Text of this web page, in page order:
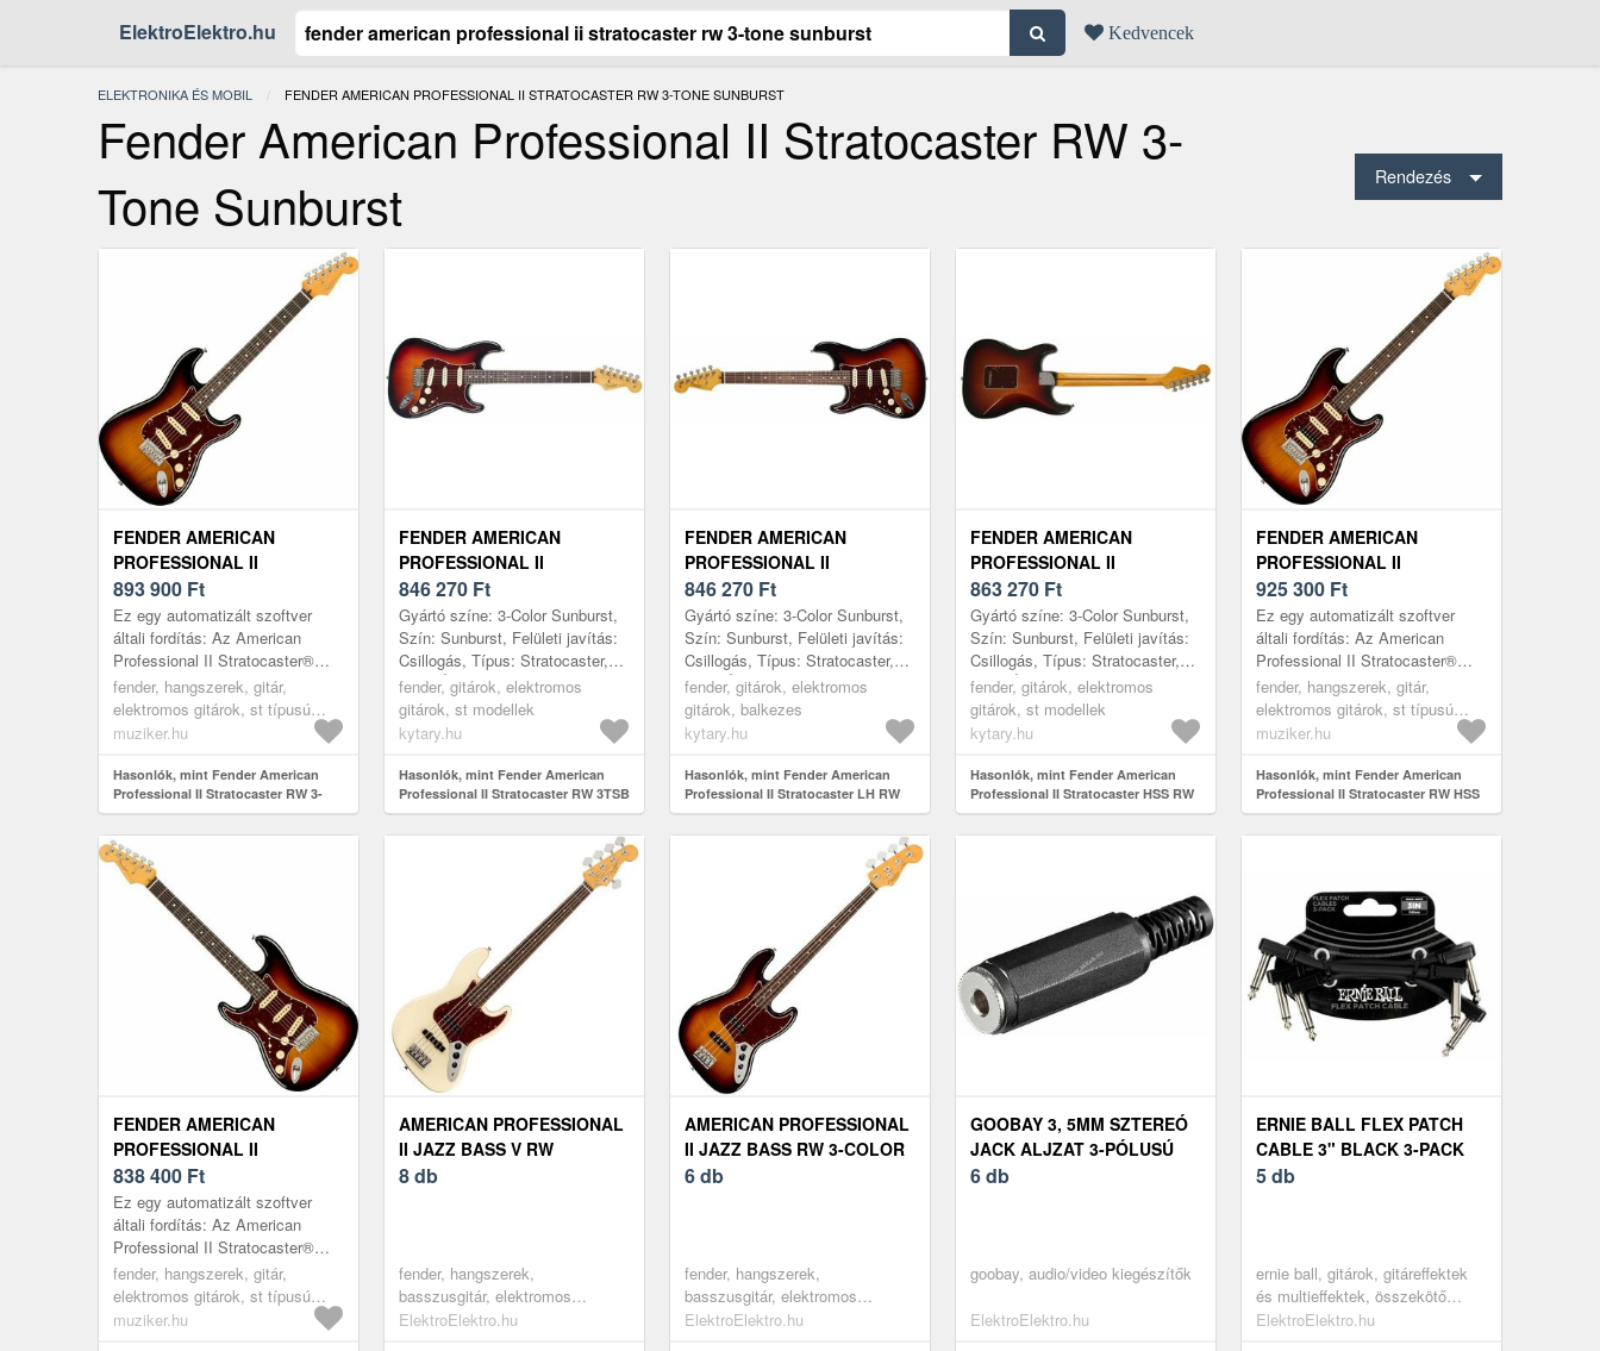
ElektroElektro.hu Kedvencek
ELEKTRONIKA ÉS MOBIL JELENLEGI:
FENDER AMERICAN PROFESSIONAL II STRATOCASTER RW 3-TONE SUNBURST
Fender American Professional II Stratocaster RW 3-
Tone Sunburst
Rendezés
FENDER AMERICAN
PROFESSIONAL II
STRATOCASTER RW 3-
TONE SUNBURST
ELEKTROMOS GITÁR
893 900 Ft
Ez egy automatizált szoftver
általi fordítás: Az American
Professional II Stratocaster®
több mint hatvan éves
innovációra, inspirációra és
fejleszt...
fender, hangszerek, gitár,
elektromos gitárok, st típusú
elektromos gitárok, burst
muziker.hu
Hasonlók, mint Fender American
Professional II Stratocaster RW 3-
Tone Sunburst Elektromos gitár
FENDER AMERICAN
PROFESSIONAL II
STRATOCASTER RW 3TSB
846 270 Ft
Gyártó színe: 3-Color Sunburst,
Szín: Sunburst, Felületi javítás:
Csillogás, Típus: Stratocaster,
Test: Égerfa, Top: Nem
tartalmaz, Nyak: Juharfa, ...
fender, gitárok, elektromos
gitárok, st modellek
kytary.hu
Hasonlók, mint Fender American
Professional II Stratocaster RW 3TSB
FENDER AMERICAN
PROFESSIONAL II
STRATOCASTER LH RW
3TSB
846 270 Ft
Gyártó színe: 3-Color Sunburst,
Szín: Sunburst, Felületi javítás:
Csillogás, Típus: Stratocaster,
Test: Égerfa, Top: Nem
tartalmaz, Nyak: Juharfa, ...
fender, gitárok, elektromos
gitárok, balkezes
kytary.hu
Hasonlók, mint Fender American
Professional II Stratocaster LH RW
3TSB
FENDER AMERICAN
PROFESSIONAL II
STRATOCASTER HSS RW
3TSB
863 270 Ft
Gyártó színe: 3-Color Sunburst,
Szín: Sunburst, Felületi javítás:
Csillogás, Típus: Stratocaster,
Test: Égerfa, Top: Nem
tartalmaz, Nyak: Juharfa, ...
fender, gitárok, elektromos
gitárok, st modellek
kytary.hu
Hasonlók, mint Fender American
Professional II Stratocaster HSS RW
3TSB
FENDER AMERICAN
PROFESSIONAL II
STRATOCASTER RW HSS 3-
TONE SUNBURST
ELEKTROMOS GITÁR
925 300 Ft
Ez egy automatizált szoftver
általi fordítás: Az American
Professional II Stratocaster®
HSS több mint hatvan éves
innovációra, inspirációra és fejl...
fender, hangszerek, gitár,
elektromos gitárok, st típusú
elektromos gitárok, burst
muziker.hu
Hasonlók, mint Fender American
Professional II Stratocaster RW HSS
3-Tone Sunburst Elektromos gitár
FENDER AMERICAN
PROFESSIONAL II
STRATOCASTER RW LH 3-
TONE SUNBURST
ELEKTROMOS GITÁR
838 400 Ft
Ez egy automatizált szoftver
általi fordítás: Az American
Professional II Stratocaster®
Balkezes több mint hatvan éves
innovációra, inspirációra és...
fender, hangszerek, gitár,
elektromos gitárok, st típusú
elektromos gitárok, burst
muziker.hu
AMERICAN PROFESSIONAL
II JAZZ BASS V RW
OLYMPIC WHITE
8 db
fender, hangszerek,
basszusgitár, elektromos
basszusgitárok, 5 húros
ElektroElektro.hu
AMERICAN PROFESSIONAL
II JAZZ BASS RW 3-COLOR
SUNBURST
6 db
fender, hangszerek,
basszusgitár, elektromos
basszusgitárok, 4 húros
ElektroElektro.hu
GOOBAY 3, 5MM SZTEREÓ
JACK ALJZAT 3-PÓLUSÚ
FORRASZTHATÓ
6 db
goobay, audio/video kiegészítők
ElektroElektro.hu
ERNIE BALL FLEX PATCH
CABLE 3" BLACK 3-PACK
5 db
ernie ball, gitárok, gitáreffektek
és multieffektek, összekötő
kábelek
ElektroElektro.hu